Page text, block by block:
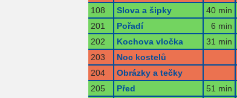
108
Slova a šipky 40 min
201
Pořadí 6 min
202
Kochova vločka 31 min
203
Noc kostelů
204
Obrázky a tečky
205
Před 51 min